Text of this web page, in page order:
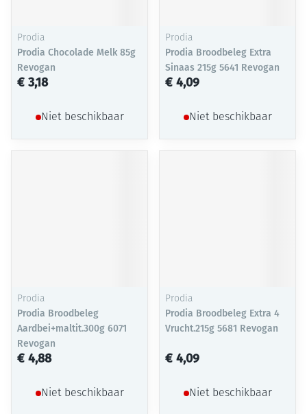
Prodia
Prodia Chocolade Melk 85g
Revogan
€ 3,18
Niet beschikbaar
Prodia
Prodia Broodbeleg Extra
Sinaas 215g 5641 Revogan
€ 4,09
Niet beschikbaar
Prodia
Prodia Broodbeleg
Aardbei+maltit.300g 6071
Revogan
€ 4,88
Niet beschikbaar
Prodia
Prodia Broodbeleg Extra 4
Vrucht.215g 5681 Revogan
€ 4,09
Niet beschikbaar